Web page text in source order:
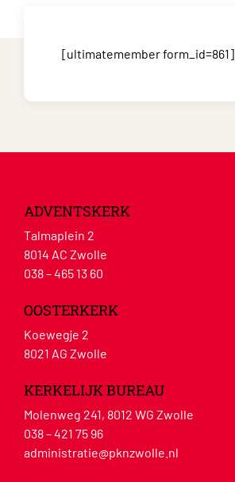
[ultimatemember form_id=861]
ADVENTSKERK
Talmaplein 2
8014 AC Zwolle
038 – 465 13 60
OOSTERKERK
Koewegje 2
8021 AG Zwolle
KERKELIJK BUREAU
Molenweg 241, 8012 WG Zwolle
038 – 421 75 96
administratie@pknzwolle.nl